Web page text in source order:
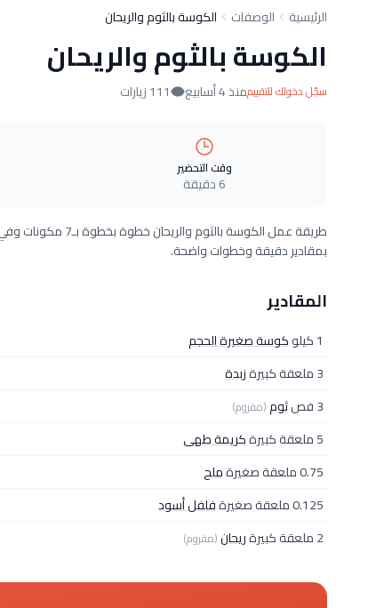
الرئيسية الوصفات الكوسة بالثوم والريحان
الكوسة بالثوم والريحان
سجّل دخولك للتقييممنذ 4 أسابيع 111 زيارات
وقت التحضير
6 دقيقة
بمقادير دقيقة وخطوات واضحة.
المقادير
1 كيلو
كوسة صغيرة الحجم
3 ملعقة كبيرة
زبدة
3 فص
ثوم(مفروم)
5 ملعقة كبيرة
كريمة طهى
0.75 ملعقة صغيرة
ملح
0.125 ملعقة صغيرة
فلفل أسود
2 ملعقة كبيرة
ريحان(مفروم)